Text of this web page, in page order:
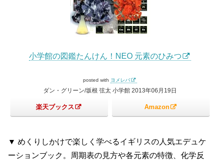
小学館の図鑑たんけん！NEO 元素のひみつ
posted with ヨメレバ
ダン・グリーン/坂根 弦太 小学館 2013年06月19日
楽天ブックス Amazon
▼ めくりしかけで楽しく学べるイギリスの人気エデュケ
ーションブック。周期表の見方や各元素の特徴、化学反